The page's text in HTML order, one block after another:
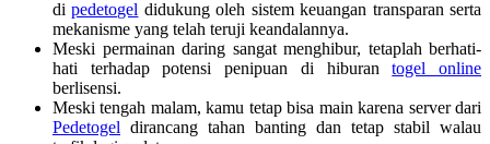
dipedetogel didukung oleh sistem keuangan transparan serta
mekanisme yang telah teruji keandalannya.
Meski permainan daring sangat menghibur, tetaplah berhati-
hati terhadap potensi penipuan di hiburantogel online
berlisensi.
Meski tengah malam, kamu tetap bisa main karena server dari
Pedetogel dirancang tahan banting dan tetap stabil walau